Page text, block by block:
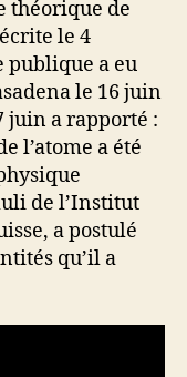
théorique de
le 4
publique a eu
le 16 juin
juin a rapporté :
l’atome a été
de l’Institut
a postulé
qu’il a